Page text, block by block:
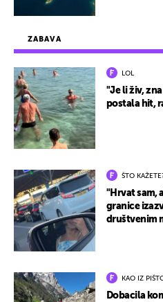
ZABAVA
LOL
"Je li živ,
postala hit,
ŠTO
"Hrvat sam,
granice
društvenim
KAO IZ
Dobacila